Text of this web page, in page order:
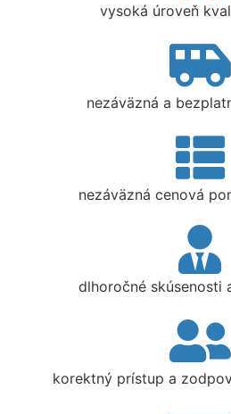
vysoká úroveň
nezáväzná a
nezáväzná cenová
dlhoročné skúsenosti
korektný prístup a